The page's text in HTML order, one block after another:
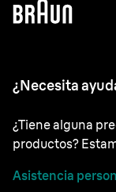
¿Necesita
¿Tiene alguna
productos?
Asistencia